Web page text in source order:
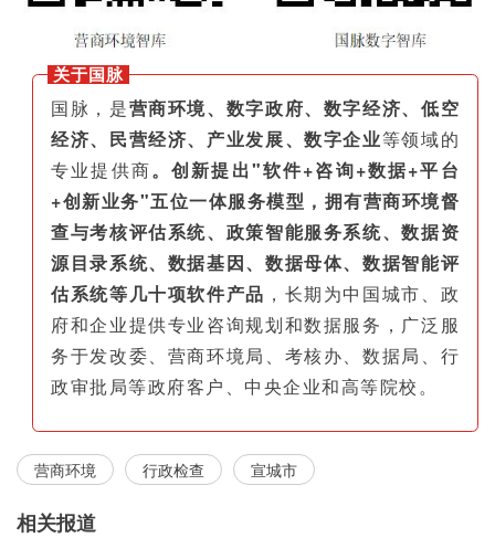
关于国脉
国脉，是营商环境、数字政府、数字经济、低空
经济、民营经济、产业发展、数字企业等领域的
专业提供商。创新提出"软件+咨询+数据+平台
+创新业务"五位一体服务模型，拥有营商环境督
查与考核评估系统、政策智能服务系统、数据资
源目录系统、数据基因、数据母体、数据智能评
估系统等几十项软件产品 ，长期为中国城市、政
府和企业提供专业咨询规划和数据服务，广泛服
务于发改委、营商环境局、考核办、数据局、行
政审批局等政府客户、中央企业和高等院校。
营商环境 行政检查 宣城市
相关报道